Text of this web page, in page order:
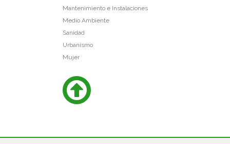
Mantenimiento e Instalaciones
Medio Ambiente
Sanidad
Urbanismo
Mujer